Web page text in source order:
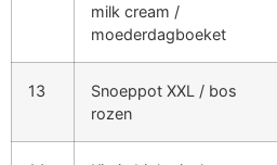
milk cream /
moederdagboeket
13
Snoeppot XXL / bos
rozen